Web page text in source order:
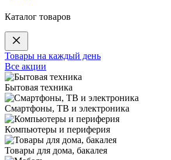
Каталог товаров
Товары на каждый день
Все акции
Бытовая техника
Смартфоны, ТВ и электроника
Компьютеры и периферия
Товары для дома, бакалея